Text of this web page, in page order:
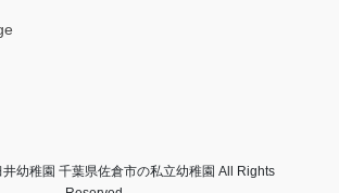
幼稚園 千葉県佐倉市の私立幼稚園 All Rights